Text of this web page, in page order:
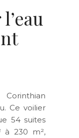
. Ce voilier
54 suites
à 230 m²,